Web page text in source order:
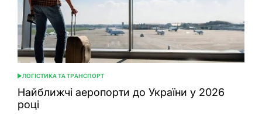
ОПУБЛІКУВАТИ
У
ЛОГІСТИКА ТА ТРАНСПОРТ
Найближчі аеропорти до України у 2026
році